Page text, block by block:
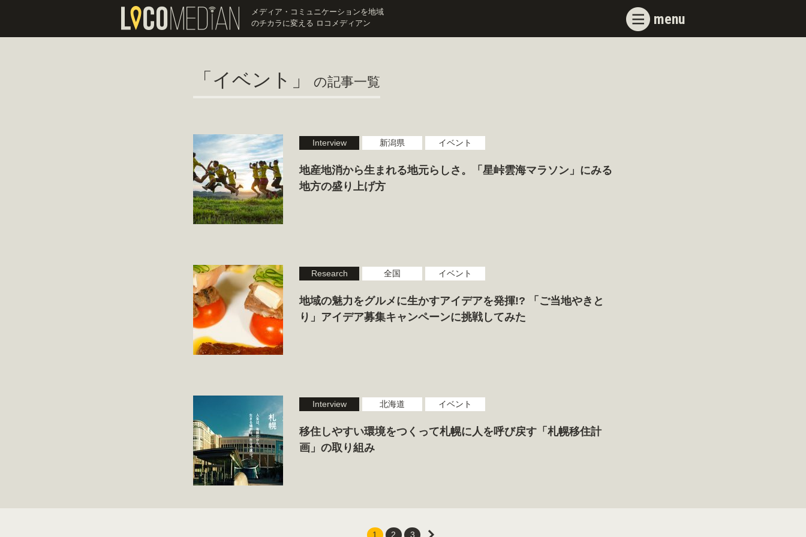
メディア・コミュニケーションを地域
のチカラに変える ロコメディアン
menu
「イベント」 の記事一覧
Interview 新潟県 イベント
地産地消から生まれる地元らしさ。「星峠雲海マラソン」にみる
地方の盛り上げ方
Research 全国 イベント
地域の魅力をグルメに生かすアイデアを発揮!? 「ご当地やきと
り」アイデア募集キャンペーンに挑戦してみた
Interview 北海道 イベント
移住しやすい環境をつくって札幌に人を呼び戻す「札幌移住計
画」の取り組み
1 2 3